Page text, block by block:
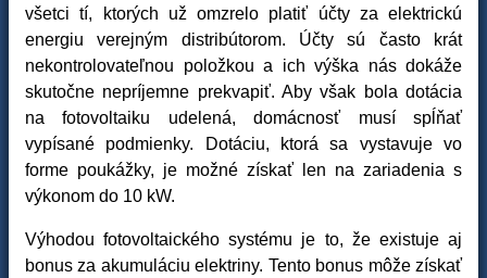
všetci tí, ktorých už omzrelo platiť účty za elektrickú
energiu verejným distribútorom. Účty sú často krát
nekontrolovateľnou položkou a ich výška nás dokáže
skutočne nepríjemne prekvapiť. Aby však bola dotácia
na fotovoltaiku udelená, domácnosť musí spĺňať
vypísané podmienky. Dotáciu, ktorá sa vystavuje vo
forme poukážky, je možné získať len na zariadenia s
výkonom do 10 kW.
Výhodou fotovoltaického systému je to, že existuje aj
bonus za akumuláciu elektriny. Tento bonus môže získať